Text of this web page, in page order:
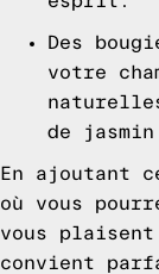
Des
votre
de
En ajoutant
où vous
vous
convient